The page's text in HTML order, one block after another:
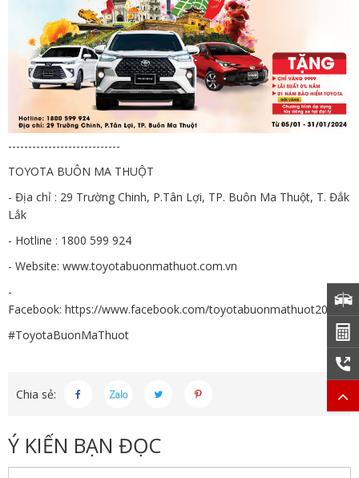
----------------------------
TOYOTA BUÔN MA THUỘT
- Địa chỉ : 29 Trường Chinh, P.Tân Lợi, TP. Buôn Ma Thuột, T. Đắk
Lắk
- Hotline : 1800 599 924
- Website: www.toyotabuonmathuot.com.vn
-
Facebook: https://www.facebook.com/toyotabuonmathuot2013/
#ToyotaBuonMaThuot
Chia sẻ:
Ý KIẾN BẠN ĐỌC